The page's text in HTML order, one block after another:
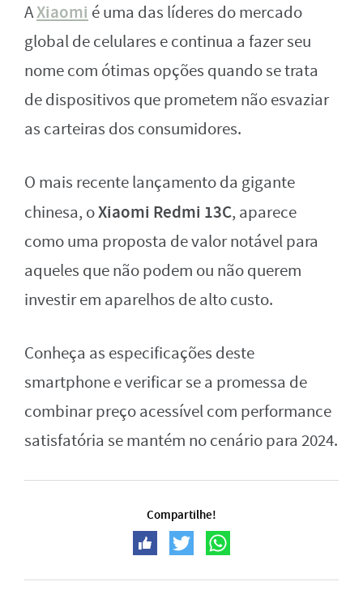
AXiaomi é uma das líderes do mercado
global de celulares e continua a fazer seu
nome com ótimas opções quando se trata
de dispositivos que prometem não esvaziar
as carteiras dos consumidores.
O mais recente lançamento da gigante
chinesa, oXiaomi Redmi 13C, aparece
como uma proposta de valor notável para
aqueles que não podem ou não querem
investir em aparelhos de alto custo.
Conheça as especificações deste
smartphone e verificar se a promessa de
combinar preço acessível com performance
satisfatória se mantém no cenário para 2024.
Compartilhe!